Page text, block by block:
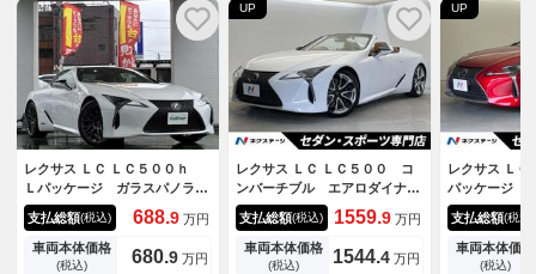
レクサス ＬＣ ＬＣ５００ｈ
Ｌパッケージ ガラスパノラマ
ルーフ／ＴＲＤ２１インチ鍛造
アルミホイール／純正ナビ（１
０．３インチワイドディスプレ
イ）バックカメラ／セーフティ
支払総額(税込) 688.9 万円
車両本体価格
(税込) 680.9 万円
UP
レクサス ＬＣ ＬＣ５００ コ
ンバーチブル エアロダイナミ
クスカウリング マークレビン
ソンサウンド 純正ＯＰ２１イ
ンチ５本Ｖ字スポークポリッシ
ュ仕上げ 純正ＳＤナビ バッ
支払総額(税込) 1559.9 万円
車両本体価格
(税込) 1544.4 万円
UP
レクサス Ｌ
パッケージ
プディスプ
車 アクティ
ー 純正２１
ール アルカ
支払総額(税込)
車両本体価格
(税込)